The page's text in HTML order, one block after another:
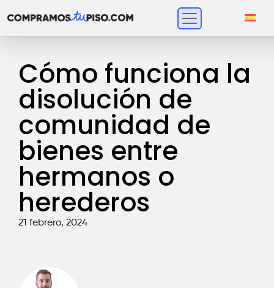
Cómo funciona la
disolución de
comunidad de
bienes entre
hermanos o
herederos
21 febrero, 2024